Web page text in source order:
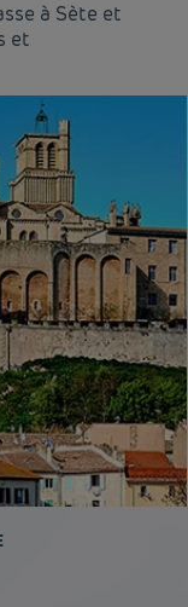
à Sète et
et